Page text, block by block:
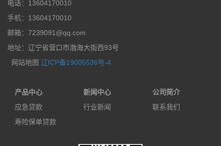
电话：13604170010
手机：13604170010
邮箱：7239091@qq.com
地址：辽宁省营口市渤海大街西93号
网站地图 辽ICP备19005536号-4
产品中心
应急贷款
寿险保单贷款
新闻中心
行业新闻
公司简介
联系我们